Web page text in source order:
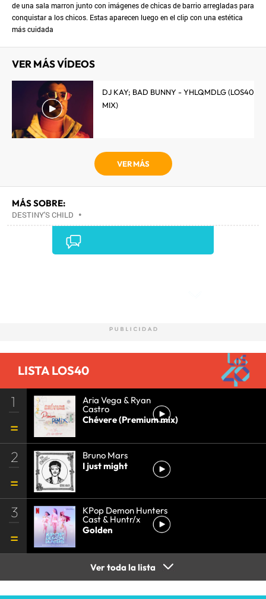
de una sala marron junto con imágenes de chicas de barrio arregladas para
conquistar a los chicos. Estas aparecen luego en el clip con una estética
más cuidada
VER MÁS VÍDEOS
DJ KAY; BAD BUNNY - YHLQMDLG (LOS40
MIX)
VER MÁS
MÁS SOBRE:
DESTINY'S CHILD •
LISTA LOS40
1 Aria Vega & Ryan
Castro
Chévere (Premium mix)
2
Bruno Mars
I just might
3 KPop Demon Hunters
Cast & Huntr/x
Golden
Ver toda la lista